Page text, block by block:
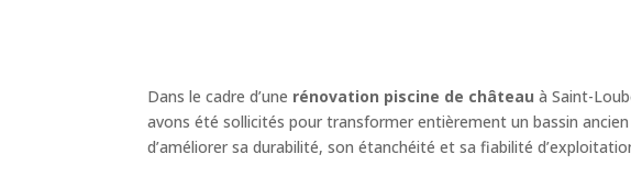
Dans le cadre d’une rénovation piscine de château à Saint-
avons été sollicités pour transformer entièrement un bassin
d’améliorer sa durabilité, son étanchéité et sa fiabilité